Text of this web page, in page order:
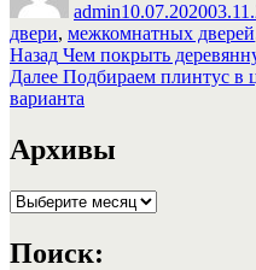
admin10.07.2020
двери, межкомнатных дверей
Навигация
по
Назад Предыдущая
запись:
Чем покрыть
Далее Следующая
запись:
Подбираем плинтус в
варианта
Архивы
Архивы
Поиск: